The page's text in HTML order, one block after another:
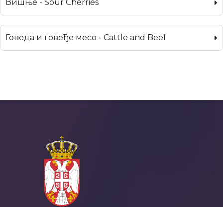
Вишње - Sour Cherries
Говеда и говеђе месо - Cattle and Beef